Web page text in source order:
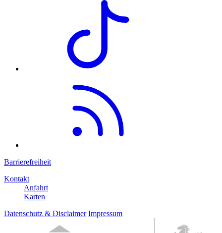
Barrierefreiheit
Kontakt
Anfahrt
Karten
Datenschutz & Disclaimer Impressum